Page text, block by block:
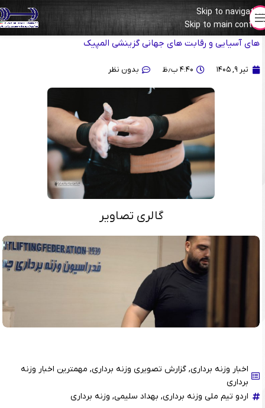
Skip to navigation
Skip to main content
گزارش تصویری| تمرینات تیم ملی وزنه‌برداری ایران برای حضور در بازی
های آسیایی و رقابت های جهانی گزینشی المپیک
تیر ۹, ۱۴۰۵ ۴:۴۰ ب٫ظ بدون نظر
گالری تصاویر
اخبار وزنه برداری, گزارش تصویری وزنه برداری, مهمترین اخبار وزنه
برداری
اردو تیم ملی وزنه برداری, بهداد سلیمی, وزنه برداری